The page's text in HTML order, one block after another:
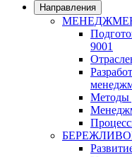
Направления
9001
Методы